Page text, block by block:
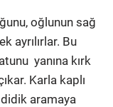
oğlunun sağ
ayrılırlar. Bu
yanına kırk
Karla kaplı
didik aramaya